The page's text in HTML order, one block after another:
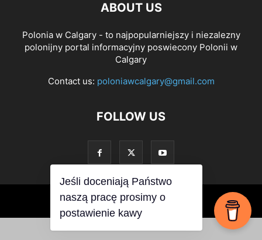
ABOUT US
Polonia w Calgary - to najpopularniejszy i niezalezny
polonijny portal informacyjny poswiecony Polonii w
Calgary
Contact us: poloniawcalgary@gmail.com
FOLLOW US
© PoloniawCalgary 2019
Jeśli doceniają Państwo
naszą pracę prosimy o
postawienie kawy